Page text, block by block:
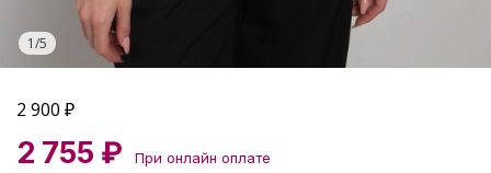
1/5
2 900 ₽
2 755 ₽ При онлайн оплате